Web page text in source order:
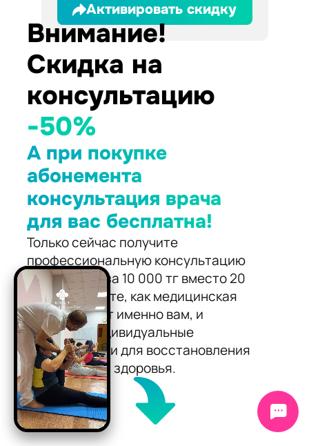
Активировать скидку
Внимание!
Скидка на
консультацию
-50%
А при покупке
абонемента
консультация врача
для вас бесплатна!
Только сейчас получите
профессиональную консультацию
врача всего за 10 000 тг вместо 20
000 тг. Узнайте, как медицинская
йога поможет именно вам, и
получите индивидуальные
рекомендации для восстановления
и укрепления здоровья.